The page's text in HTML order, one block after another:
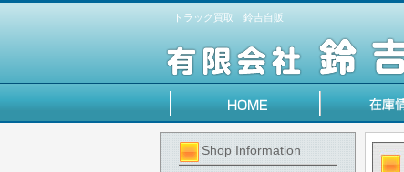
トラック買取 鈴吉自販
Shop Information